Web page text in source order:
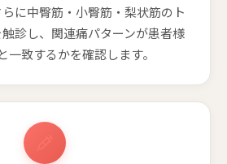
に中臀筋・小臀筋・梨状筋のト
診し、関連痛パターンが患者様
一致するかを確認します。